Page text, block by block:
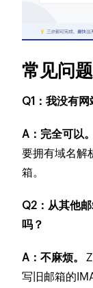
常见问
Q1：我没有
A：完全可以。
要拥有域名解
箱。
Q2：从其他
吗？
A：不麻烦。
写旧邮箱的